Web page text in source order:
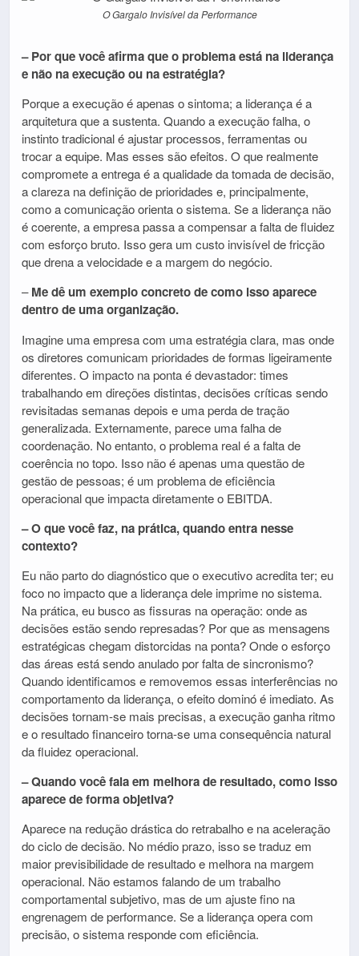
O Gargalo Invisível da Performance
– Por que você afirma que o problema está na liderança
e não na execução ou na estratégia?
Porque a execução é apenas o sintoma; a liderança é a
arquitetura que a sustenta. Quando a execução falha, o
instinto tradicional é ajustar processos, ferramentas ou
trocar a equipe. Mas esses são efeitos. O que realmente
compromete a entrega é a qualidade da tomada de decisão,
a clareza na definição de prioridades e, principalmente,
como a comunicação orienta o sistema. Se a liderança não
é coerente, a empresa passa a compensar a falta de fluidez
com esforço bruto. Isso gera um custo invisível de fricção
que drena a velocidade e a margem do negócio.
–Me dê um exemplo concreto de como isso aparece
dentro de uma organização.
Imagine uma empresa com uma estratégia clara, mas onde
os diretores comunicam prioridades de formas ligeiramente
diferentes. O impacto na ponta é devastador: times
trabalhando em direções distintas, decisões críticas sendo
revisitadas semanas depois e uma perda de tração
generalizada. Externamente, parece uma falha de
coordenação. No entanto, o problema real é a falta de
coerência no topo. Isso não é apenas uma questão de
gestão de pessoas; é um problema de eficiência
operacional que impacta diretamente o EBITDA.
– O que você faz, na prática, quando entra nesse
contexto?
Eu não parto do diagnóstico que o executivo acredita ter; eu
foco no impacto que a liderança dele imprime no sistema.
Na prática, eu busco as fissuras na operação: onde as
decisões estão sendo represadas? Por que as mensagens
estratégicas chegam distorcidas na ponta? Onde o esforço
das áreas está sendo anulado por falta de sincronismo?
Quando identificamos e removemos essas interferências no
comportamento da liderança, o efeito dominó é imediato. As
decisões tornam-se mais precisas, a execução ganha ritmo
e o resultado financeiro torna-se uma consequência natural
da fluidez operacional.
– Quando você fala em melhora de resultado, como isso
aparece de forma objetiva?
Aparece na redução drástica do retrabalho e na aceleração
do ciclo de decisão. No médio prazo, isso se traduz em
maior previsibilidade de resultado e melhora na margem
operacional. Não estamos falando de um trabalho
comportamental subjetivo, mas de um ajuste fino na
engrenagem de performance. Se a liderança opera com
precisão, o sistema responde com eficiência.